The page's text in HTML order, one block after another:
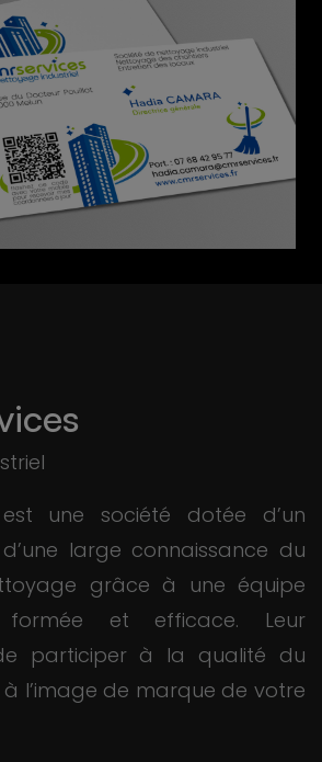
est une société dotée d’un
large connaissance du
grâce à une équipe
formée et efficace. Leur
participer à la qualité du
l’image de marque de votre